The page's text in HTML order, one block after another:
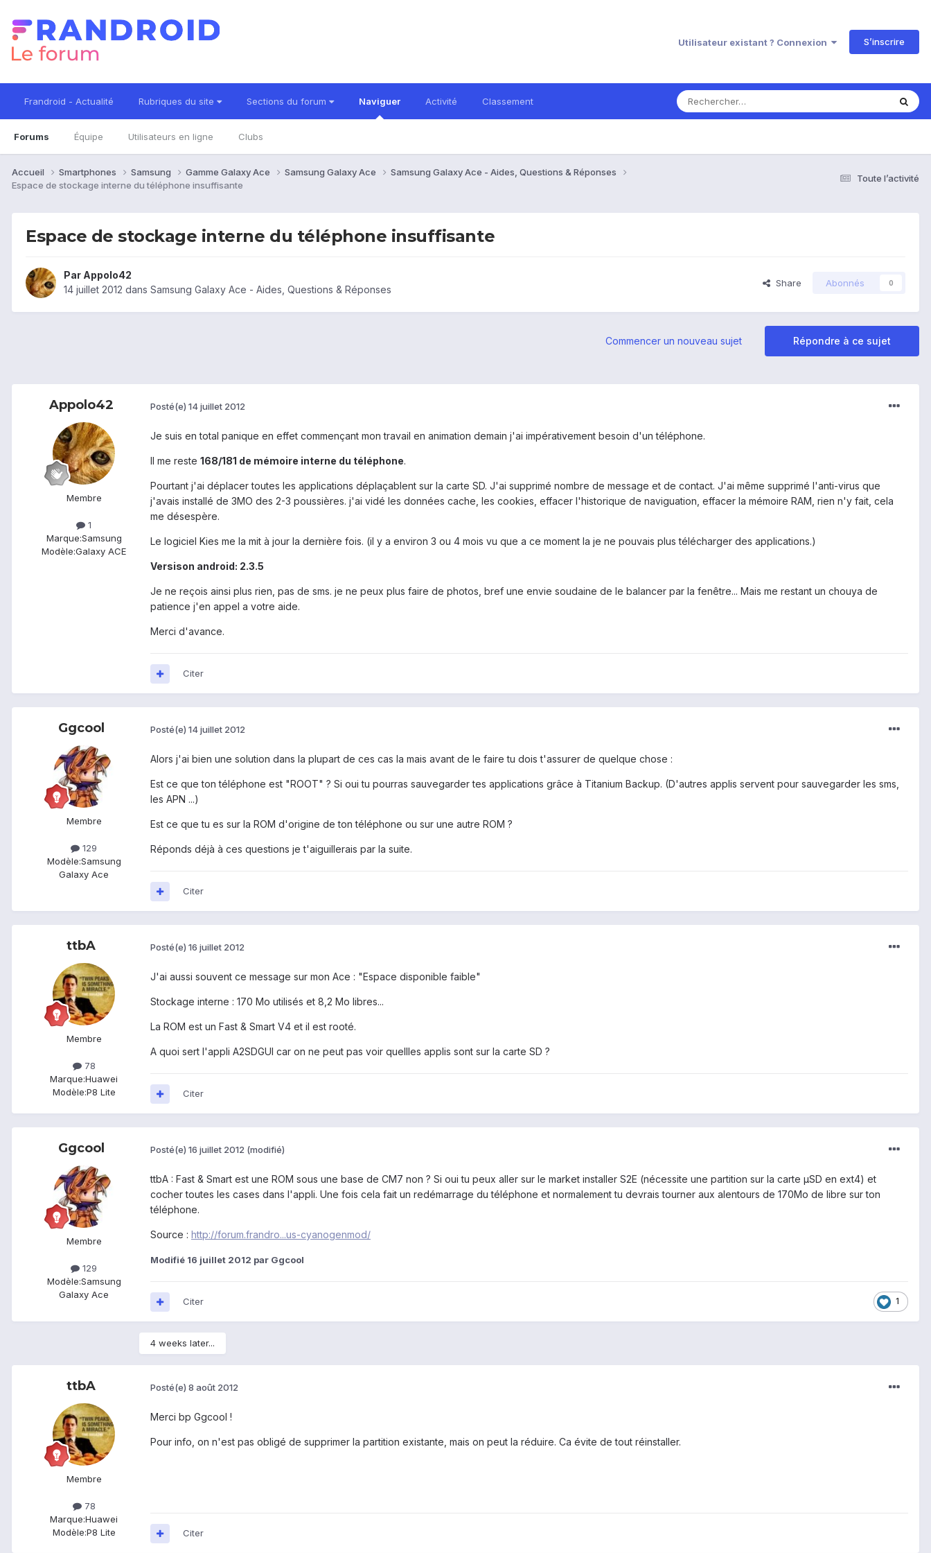
Utilisateur existant ? Connexion S’inscrire
Frandroid - Actualité Rubriques du site Sections du forum Naviguer
Forums Équipe Utilisateurs en ligne Clubs
Activité Classement
Toute l’activité
Accueil Smartphones Samsung Gamme Galaxy Ace Samsung Galaxy Ace
Samsung Galaxy Ace - Aides, Questions & Réponses
Espace de stockage interne du téléphone insuffisante
Espace de stockage interne du téléphone insuffisante
Par Appolo42
14 juillet 2012 dans Samsung Galaxy Ace - Aides, Questions & Réponses
Share Abonnés 0
Répondre à ce sujet
Commencer un nouveau sujet
Appolo42
Membre
1
Marque:Samsung
Modèle:Galaxy ACE
Posté(e) 14 juillet 2012
Je suis en total panique en effet commençant mon travail en animation demain j'ai impérativement besoin d'un téléphone.
Il me reste 168/181 de mémoire interne du téléphone.
Pourtant j'ai déplacer toutes les applications déplaçablent sur la carte SD. J'ai supprimé nombre de message et de contact. J'ai même supprimé l'anti-virus que
j'avais installé de 3MO des 2-3 poussières. j'ai vidé les données cache, les cookies, effacer l'historique de naviguation, effacer la mémoire RAM, rien n'y fait, cela
me désespère.
Le logiciel Kies me la mit à jour la dernière fois. (il y a environ 3 ou 4 mois vu que a ce moment la je ne pouvais plus télécharger des applications.)
Versison android: 2.3.5
Je ne reçois ainsi plus rien, pas de sms. je ne peux plus faire de photos, bref une envie soudaine de le balancer par la fenêtre... Mais me restant un chouya de
patience j'en appel a votre aide.
Merci d'avance.
Citer
Ggcool
Membre
129
Modèle:Samsung
Galaxy Ace
Posté(e) 14 juillet 2012
Alors j'ai bien une solution dans la plupart de ces cas la mais avant de le faire tu dois t'assurer de quelque chose :
Est ce que ton téléphone est "ROOT" ? Si oui tu pourras sauvegarder tes applications grâce à Titanium Backup. (D'autres applis servent pour sauvegarder les sms,
les APN ...)
Est ce que tu es sur la ROM d'origine de ton téléphone ou sur une autre ROM ?
Réponds déjà à ces questions je t'aiguillerais par la suite.
Citer
ttbA
Membre
78
Marque:Huawei
Modèle:P8 Lite
Posté(e) 16 juillet 2012
J'ai aussi souvent ce message sur mon Ace : "Espace disponible faible"
Stockage interne : 170 Mo utilisés et 8,2 Mo libres...
La ROM est un Fast & Smart V4 et il est rooté.
A quoi sert l'appli A2SDGUI car on ne peut pas voir quellles applis sont sur la carte SD ?
Citer
Ggcool
Membre
129
Modèle:Samsung
Galaxy Ace
Posté(e) 16 juillet 2012 (modifié)
ttbA : Fast & Smart est une ROM sous une base de CM7 non ? Si oui tu peux aller sur le market installer S2E (nécessite une partition sur la carte µSD en ext4) et
cocher toutes les cases dans l'appli. Une fois cela fait un redémarrage du téléphone et normalement tu devrais tourner aux alentours de 170Mo de libre sur ton
téléphone.
Source : http://forum.frandro...us-cyanogenmod/
Modifié 16 juillet 2012 par Ggcool
1
Citer
4 weeks later...
ttbA
Membre
78
Marque:Huawei
Modèle:P8 Lite
Posté(e) 8 août 2012
Merci bp Ggcool !
Pour info, on n'est pas obligé de supprimer la partition existante, mais on peut la réduire. Ca évite de tout réinstaller.
Citer